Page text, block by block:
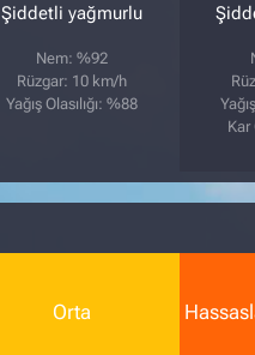
Şiddetli yağmurlu
Nem: %92
Rüzgar: 10 km/h
Yağış Olasılığı: %88
Kar
Orta